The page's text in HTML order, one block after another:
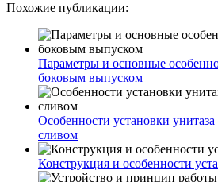
Похожие публикации:
Параметры и основные
боковым выпуском
Особенности установки
сливом
Конструкция и особенности